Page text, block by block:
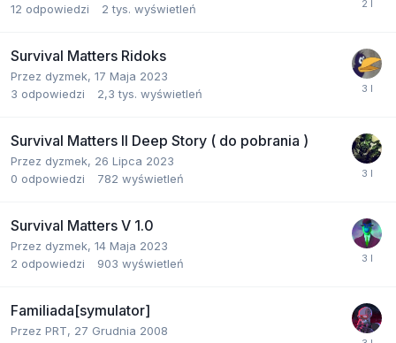
12 odpowiedzi 2 tys. wyświetleń
Survival Matters Ridoks
Przez dyzmek, 17 Maja 2023
3 odpowiedzi 2,3 tys. wyświetleń
Survival Matters II Deep Story ( do pobrania )
Przez dyzmek, 26 Lipca 2023
0 odpowiedzi 782 wyświetleń
Survival Matters V 1.0
Przez dyzmek, 14 Maja 2023
2 odpowiedzi 903 wyświetleń
Familiada[symulator]
Przez PRT, 27 Grudnia 2008